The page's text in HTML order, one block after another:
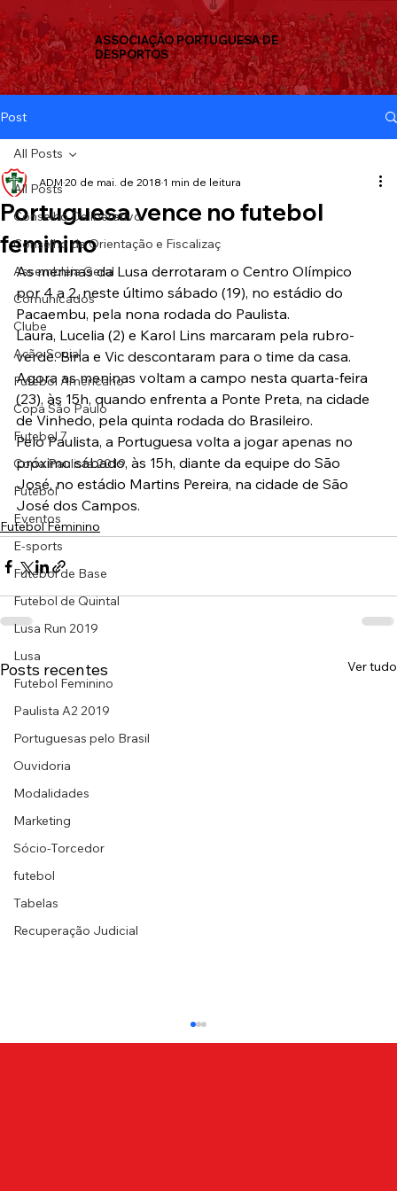
ASSOCIAÇÃO PORTUGUESA DE
DESPORTOS
Post
All Posts
Conselho Deliberativo
Conselho de Orientação e Fiscalizaç
Assembleia Geral
Comunicados
Clube
Ação Social
Futebol Americano
Copa São Paulo
Futebol 7
Copa Paulista 2019
Futebol
Eventos
E-sports
Futebol de Base
Futebol de Quintal
Lusa Run 2019
Lusa
Futebol Feminino
Paulista A2 2019
Portuguesas pelo Brasil
Ouvidoria
Modalidades
Marketing
Sócio-Torcedor
futebol
Tabelas
Recuperação Judicial
All Posts
Portuguesa vence no futebol
feminino
ADM 20 de mai. de 2018 1 min de leitura
As meninas da Lusa derrotaram o Centro Olímpico
por 4 a 2, neste último sábado (19), no estádio do
Pacaembu, pela nona rodada do Paulista.
Laura, Lucelia (2) e Karol Lins marcaram pela rubro-
verde. Bina e Vic descontaram para o time da casa.
Agora as meninas voltam a campo nesta quarta-feira
(23), às 15h, quando enfrenta a Ponte Preta, na cidade
de Vinhedo, pela quinta rodada do Brasileiro.
Pelo Paulista, a Portuguesa volta a jogar apenas no
próximo sábado, às 15h, diante da equipe do São
José, no estádio Martins Pereira, na cidade de São
José dos Campos.
Futebol Feminino
Posts recentes Ver tudo